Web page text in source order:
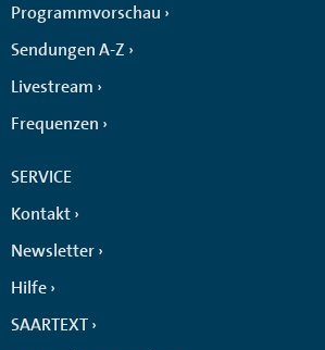
Programmvorschau
Sendungen A-Z
Livestream
Frequenzen
SERVICE
Kontakt
Newsletter
Hilfe
SAARTEXT